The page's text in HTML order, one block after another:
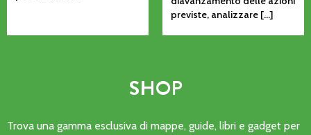
previste, analizzare […]
SHOP
Trova una gamma esclusiva di mappe, guide, libri e gadget per